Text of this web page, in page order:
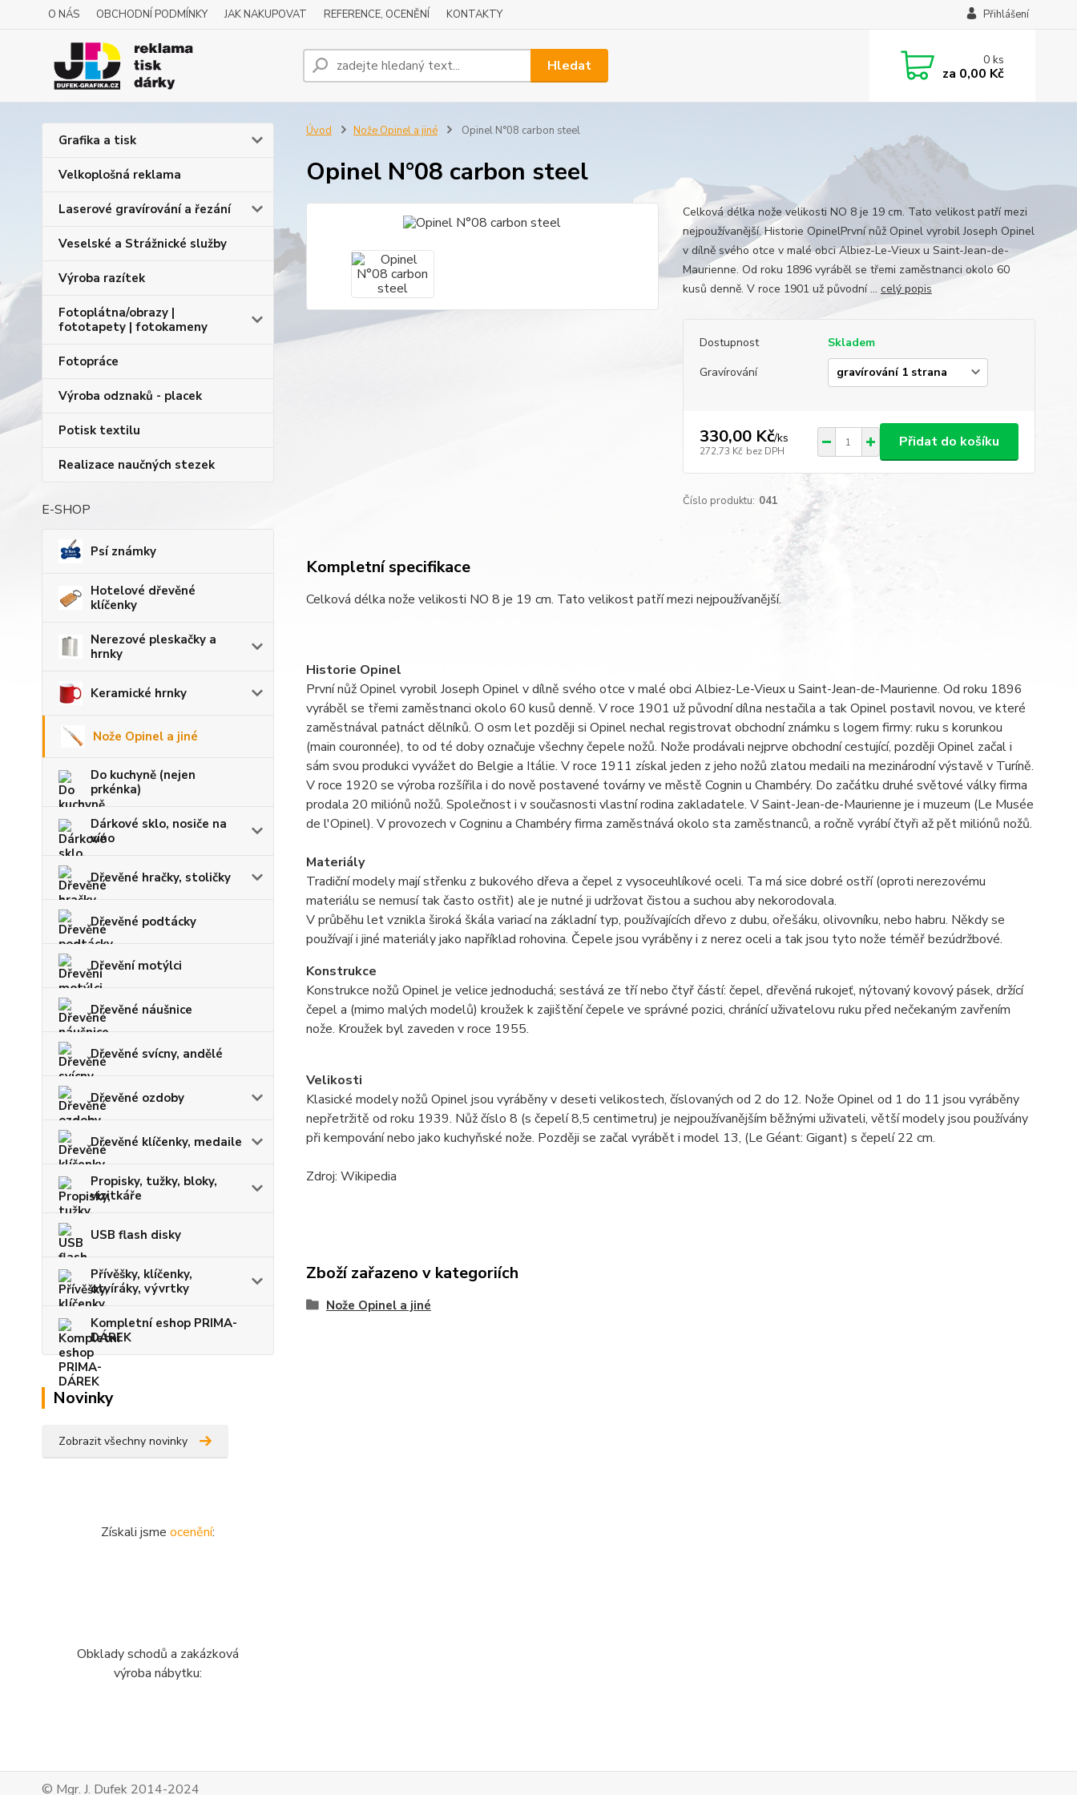
O NÁS OBCHODNÍ PODMÍNKY JAK NAKUPOVAT REFERENCE, OCENĚNÍ KONTAKTY Přihlášení
Hledat 0ks
za 0,00 Kč
Grafika a tisk
Velkoplošná reklama
Laserové gravírování a řezání
Veselské a Strážnické služby
Výroba razítek
Fotoplátna/obrazy |
fototapety | fotokameny
Fotopráce
Výroba odznaků - placek
Potisk textilu
Realizace naučných stezek
E-SHOP
Psí známky
Hotelové dřevěné
klíčenky
Nerezové pleskačky a
hrnky
Keramické hrnky
Nože Opinel a jiné
Do kuchyně (nejen
prkénka)
Dárkové sklo, nosiče na
víno
Dřevěné hračky, stoličky
Dřevěné podtácky
Dřevění motýlci
Dřevěné náušnice
Dřevěné svícny, andělé
Dřevěné ozdoby
Dřevěné klíčenky, medaile
Propisky, tužky, bloky,
vizitkáře
USB flash disky
Přívěšky, klíčenky,
otvíráky, vývrtky
Kompletní eshop PRIMA-
DÁREK
Novinky
Zobrazit všechny novinky
Získali jsme ocenění:
Obklady schodů a zakázková
výroba nábytku:
Úvod Nože Opinel a jiné Opinel N°08 carbon steel
Opinel N°08 carbon steel
Celková délka nože velikosti NO 8 je 19 cm. Tato velikost patří mezi
nejpoužívanější. Historie OpinelPrvní nůž Opinel vyrobil Joseph Opinel
v dílně svého otce v malé obci Albiez-Le-Vieux u Saint-Jean-de-
Maurienne. Od roku 1896 vyráběl se třemi zaměstnanci okolo 60
kusů denně. V roce 1901 už původní ... celý popis
Dostupnost
Skladem
Gravírování
330,00 Kč/ks
272,73 Kč bez DPH
Přidat do košíku
Číslo produktu: 041
Kompletní specifikace
Celková délka nože velikosti NO 8 je 19 cm. Tato velikost patří mezi nejpoužívanější.
Historie Opinel
První nůž Opinel vyrobil Joseph Opinel v dílně svého otce v malé obci Albiez-Le-Vieux u Saint-Jean-de-Maurienne. Od roku 1896
vyráběl se třemi zaměstnanci okolo 60 kusů denně. V roce 1901 už původní dílna nestačila a tak Opinel postavil novou, ve které
zaměstnával patnáct dělníků. O osm let později si Opinel nechal registrovat obchodní známku s logem firmy: ruku s korunkou
(main couronnée), to od té doby označuje všechny čepele nožů. Nože prodávali nejprve obchodní cestující, později Opinel začal i
sám svou produkci vyvážet do Belgie a Itálie. V roce 1911 získal jeden z jeho nožů zlatou medaili na mezinárodní výstavě v Turíně.
V roce 1920 se výroba rozšířila i do nově postavené továrny ve městě Cognin u Chambéry. Do začátku druhé světové války firma
prodala 20 miliónů nožů. Společnost i v současnosti vlastní rodina zakladatele. V Saint-Jean-de-Maurienne je i muzeum (Le Musée
de l'Opinel). V provozech v Cogninu a Chambéry firma zaměstnává okolo sta zaměstnanců, a ročně vyrábí čtyři až pět miliónů nožů.
Materiály
Tradiční modely mají střenku z bukového dřeva a čepel z vysoceuhlíkové oceli. Ta má sice dobré ostří (oproti nerezovému
materiálu se nemusí tak často ostřit) ale je nutné ji udržovat čistou a suchou aby nekorodovala.
V průběhu let vznikla široká škála variací na základní typ, používajících dřevo z dubu, ořešáku, olivovníku, nebo habru. Někdy se
používají i jiné materiály jako například rohovina. Čepele jsou vyráběny i z nerez oceli a tak jsou tyto nože téměř bezúdržbové.
Konstrukce
Konstrukce nožů Opinel je velice jednoduchá; sestává ze tří nebo čtyř částí: čepel, dřevěná rukojeť, nýtovaný kovový pásek, držící
čepel a (mimo malých modelů) kroužek k zajištění čepele ve správné pozici, chránící uživatelovu ruku před nečekaným zavřením
nože. Kroužek byl zaveden v roce 1955.
Velikosti
Klasické modely nožů Opinel jsou vyráběny v deseti velikostech, číslovaných od 2 do 12. Nože Opinel od 1 do 11 jsou vyráběny
nepřetržitě od roku 1939. Nůž číslo 8 (s čepelí 8,5 centimetru) je nejpoužívanějším běžnými uživateli, větší modely jsou používány
při kempování nebo jako kuchyňské nože. Později se začal vyrábět i model 13, (Le Géant: Gigant) s čepelí 22 cm.
Zdroj: Wikipedia
Zboží zařazeno v kategoriích
Nože Opinel a jiné
© Mgr. J. Dufek 2014-2024